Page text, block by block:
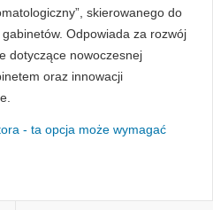
skierowanego do
Odpowiada za rozwój
dotyczące nowoczesnej
oraz innowacji
- ta opcja może wymagać